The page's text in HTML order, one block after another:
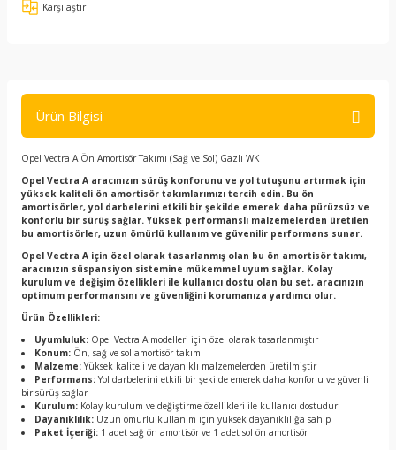
Karşılaştır
Ürün Bilgisi
Opel Vectra A Ön Amortisör Takımı (Sağ ve Sol) Gazlı WK
Opel Vectra A aracınızın sürüş konforunu ve yol tutuşunu artırmak için
yüksek kaliteli ön amortisör takımlarımızı tercih edin. Bu ön
amortisörler, yol darbelerini etkili bir şekilde emerek daha pürüzsüz ve
konforlu bir sürüş sağlar. Yüksek performanslı malzemelerden üretilen
bu amortisörler, uzun ömürlü kullanım ve güvenilir performans sunar.
Opel Vectra A için özel olarak tasarlanmış olan bu ön amortisör takımı,
aracınızın süspansiyon sistemine mükemmel uyum sağlar. Kolay
kurulum ve değişim özellikleri ile kullanıcı dostu olan bu set, aracınızın
optimum performansını ve güvenliğini korumanıza yardımcı olur.
Ürün Özellikleri:
Uyumluluk: Opel Vectra A modelleri için özel olarak tasarlanmıştır
Konum: Ön, sağ ve sol amortisör takımı
Malzeme:Yüksek kaliteli ve dayanıklı malzemelerden üretilmiştir
Performans:Yol darbelerini etkili bir şekilde emerek daha konforlu ve güvenli
bir sürüş sağlar
Kurulum: Kolay kurulum ve değiştirme özellikleri ile kullanıcı dostudur
Dayanıklılık: Uzun ömürlü kullanım için yüksek dayanıklılığa sahip
Paket İçeriği: 1 adet sağ ön amortisör ve 1 adet sol ön amortisör